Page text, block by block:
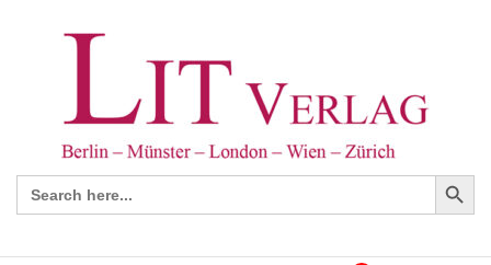
Search
for:
Search Button